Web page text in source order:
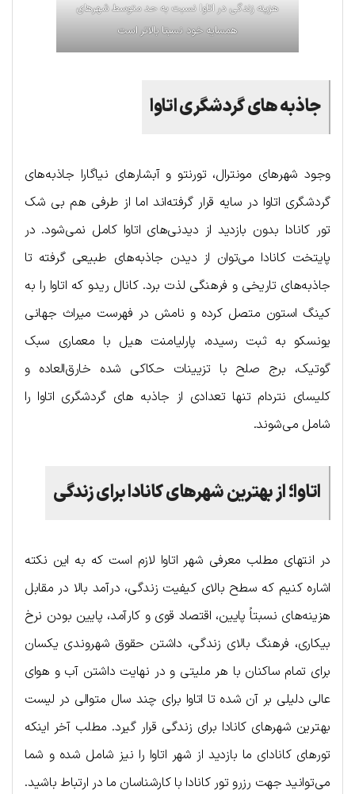
هزینه زندگی در اتاوا نسبت به حد متوسط شهرهای
همسایه خود نسبتا بالاتر است
جاذبه های گردشگری اتاوا
وجود شهرهای مونترال، تورنتو و آبشارهای نیاگارا جاذبه‌های
گردشگری اتاوا در سایه قرار گرفته‌اند اما از طرفی هم بی شک
تور کانادا بدون بازدید از دیدنی‌های اتاوا کامل نمی‌شود. در
پایتخت کانادا می‌توان از دیدن جاذبه‌های طبیعی گرفته تا
جاذبه‌های تاریخی و فرهنگی لذت برد. کانال ریدو که اتاوا را به
کینگ استون متصل کرده و نامش در فهرست میراث جهانی
یونسکو به ثبت رسیده، پارلیامنت هیل با معماری سبک
گوتیک، برج صلح با تزیینات حکاکی شده خارق‌العاده و
کلیسای نتردام تنها تعدادی از جاذبه های گردشگری اتاوا را
شامل می‌شوند.
اتاوا؛ از بهترین شهرهای کانادا برای زندگی
در انتهای مطلب معرفی شهر اتاوا لازم است که به این نکته
اشاره کنیم که سطح بالای کیفیت زندگی، درآمد بالا در مقابل
هزینه‌های نسبتاً پایین، اقتصاد قوی و کارآمد، پایین بودن نرخ
بیکاری، فرهنگ بالای زندگی، داشتن حقوق شهروندی یکسان
برای تمام ساکنان با هر ملیتی و در نهایت داشتن آب و هوای
عالی دلیلی بر آن شده تا اتاوا برای چند سال متوالی در لیست
بهترین شهرهای کانادا برای زندگی قرار گیرد. مطلب آخر اینکه
تورهای کانادای ما بازدید از شهر اتاوا را نیز شامل شده و شما
می‌توانید جهت رزرو تور کانادا با کارشناسان ما در ارتباط باشید.